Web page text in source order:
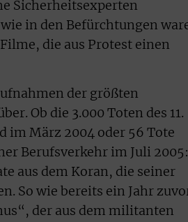
Sicherheitsexperten
in den Befürchtungen
die aus Protest einen
der größten
Ob die 3.000 Toten des 11.
im März 2004 oder 56 Tote
Berufsverkehr im Juli 2005:
aus dem Koran, die seiner
So wie bereits ein Jahr
der aus dem militanten